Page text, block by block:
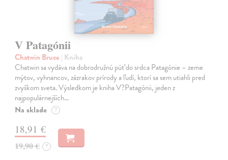
V Patagónii
Chatwin Bruce | Kniha
Chatwin sa vydáva na dobrodružnú púť do srdca Patagónie – zeme
mýtov, vyhnancov, zázrakov prírody a ľudí, ktorí sa sem utiahli pred
zvyškom sveta. Výsledkom je kniha V?Patagónii, jeden z
najpopulárnejších…
Na sklade ?
18,91 €
19,90 € ?